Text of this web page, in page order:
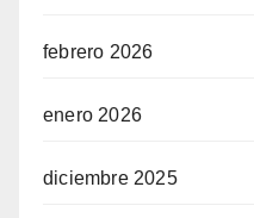
febrero 2026
enero 2026
diciembre 2025